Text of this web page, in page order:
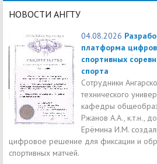
НОВОСТИ АНГТУ
04.08.2026
платформа
спортивных
спорта
Сотрудники
технического
кафедры
Ржанов А.А., к.т.н.,
Ерёмина И.М.
цифровое решение для фиксации и
спортивных матчей.